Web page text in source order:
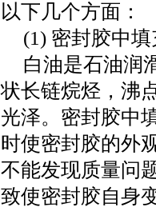
以下几个方面：
(1) 密封胶中
白油是石油润
状长链烷烃，沸
光泽。密封胶中
时使密封胶的外
不能发现质量问
致使密封胶自身